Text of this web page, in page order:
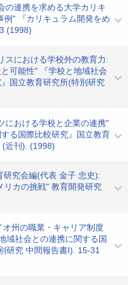
の連携を求める大学カリキ
例" 『カリキュラム開発をめ
(1998)
スにおける学校外の教育力:
可能性" 『学校と地域社会
国立教育研究所(特別研究
における学校と企業の連携"
る国際比較研究』国立教育
(近刊). (1998)
究会編(代表 金子 忠史):
リカの挑戦" 教育開発研究
州の職業・キャリア制度
域社会との連携に関する国
研究 中間報告書I). 15-31